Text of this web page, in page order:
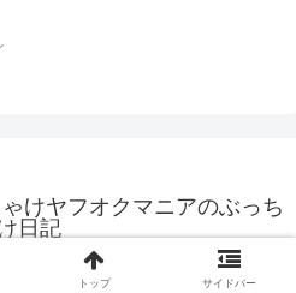
けヤフオクマニアのぶっち
日記
けヤフオクマニアのぶっちゃけ日記.
トップ サイドバー